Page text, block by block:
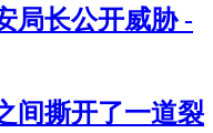
局长公开威胁 -
间撕开了一道裂